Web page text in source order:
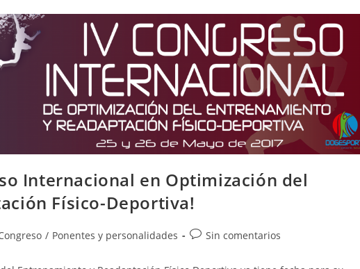
Internacional en Optimización del
Físico-Deportiva!
/ Ponentes y personalidades Sin comentarios